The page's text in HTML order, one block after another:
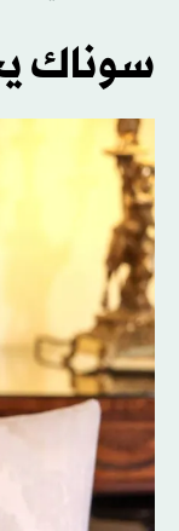
سوناك